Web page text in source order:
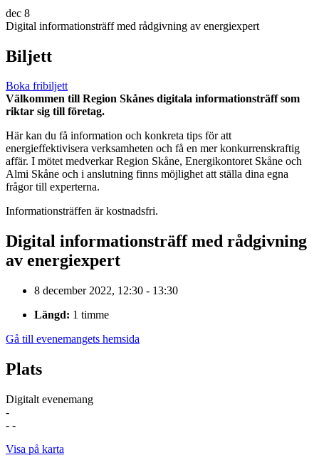
dec 8
Digital informationsträff med rådgivning av energiexpert
Biljett
Boka fribiljett
Välkommen till Region Skånes digitala informationsträff som
riktar sig till företag.
Här kan du få information och konkreta tips för att
energieffektivisera verksamheten och få en mer konkurrenskraftig
affär. I mötet medverkar Region Skåne, Energikontoret Skåne och
Almi Skåne och i anslutning finns möjlighet att ställa dina egna
frågor till experterna.
Informationsträffen är kostnadsfri.
Digital informationsträff med rådgivning
av energiexpert
8 december 2022, 12:30 - 13:30
Längd: 1 timme
Gå till evenemangets hemsida
Plats
Digitalt evenemang
-
- -
Visa på karta